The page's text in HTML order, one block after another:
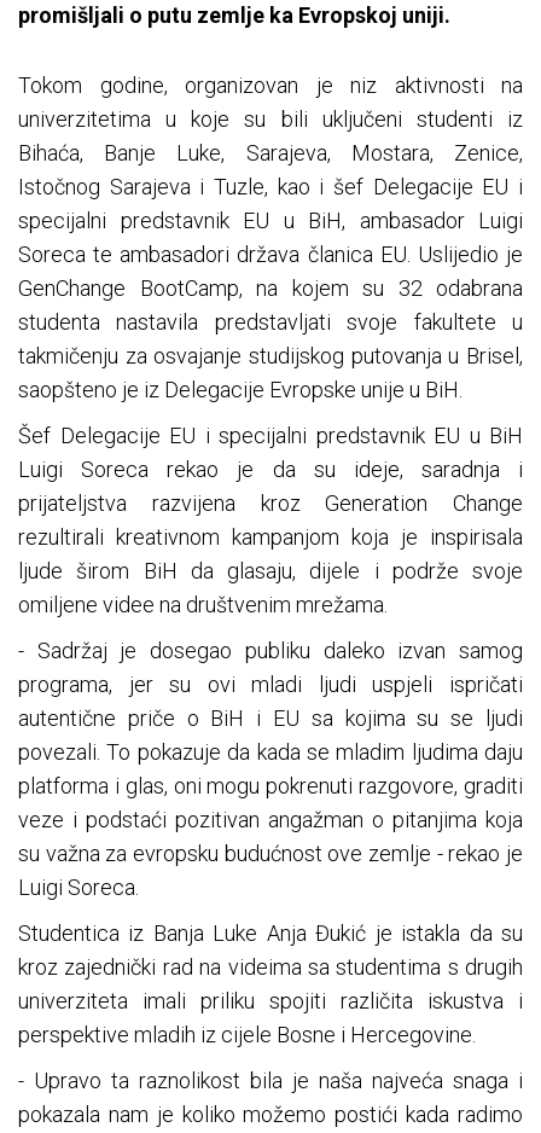
promišljali o putu zemlje ka Evropskoj uniji.
Tokom godine, organizovan je niz aktivnosti na
univerzitetima u koje su bili uključeni studenti iz
Bihaća, Banje Luke, Sarajeva, Mostara, Zenice,
Istočnog Sarajeva i Tuzle, kao i šef Delegacije EU i
specijalni predstavnik EU u BiH, ambasador Luigi
Soreca te ambasadori država članica EU. Uslijedio je
GenChange BootCamp, na kojem su 32 odabrana
studenta nastavila predstavljati svoje fakultete u
takmičenju za osvajanje studijskog putovanja u Brisel,
saopšteno je iz Delegacije Evropske unije u BiH.
Šef Delegacije EU i specijalni predstavnik EU u BiH
Luigi Soreca rekao je da su ideje, saradnja i
prijateljstva razvijena kroz Generation Change
rezultirali kreativnom kampanjom koja je inspirisala
ljude širom BiH da glasaju, dijele i podrže svoje
omiljene videe na društvenim mrežama.
- Sadržaj je dosegao publiku daleko izvan samog
programa, jer su ovi mladi ljudi uspjeli ispričati
autentične priče o BiH i EU sa kojima su se ljudi
povezali. To pokazuje da kada se mladim ljudima daju
platforma i glas, oni mogu pokrenuti razgovore, graditi
veze i podstaći pozitivan angažman o pitanjima koja
su važna za evropsku budućnost ove zemlje - rekao je
Luigi Soreca.
Studentica iz Banja Luke Anja Đukić je istakla da su
kroz zajednički rad na videima sa studentima s drugih
univerziteta imali priliku spojiti različita iskustva i
perspektive mladih iz cijele Bosne i Hercegovine.
- Upravo ta raznolikost bila je naša najveća snaga i
pokazala nam je koliko možemo postići kada radimo